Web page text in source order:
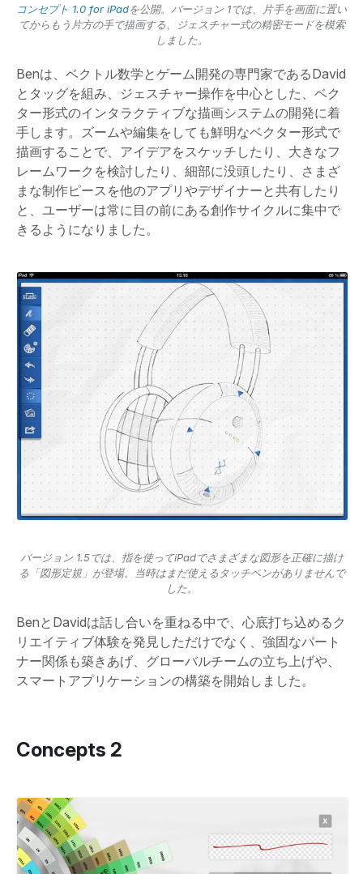
コンセプト 1.0 for iPadを公開。バージョン 1では、片手を画面に置い
てからもう片方の手で描画する、ジェスチャー式の精密モードを模索
しました。
Benは、ベクトル数学とゲーム開発の専門家であるDavid
とタッグを組み、ジェスチャー操作を中心とした、ベク
ター形式のインタラクティブな描画システムの開発に着
手します。ズームや編集をしても鮮明なベクター形式で
描画することで、アイデアをスケッチしたり、大きなフ
レームワークを検討したり、細部に没頭したり、さまざ
まな制作ピースを他のアプリやデザイナーと共有したり
と、ユーザーは常に目の前にある創作サイクルに集中で
きるようになりました。
バージョン 1.5では、指を使ってiPadでさまざまな図形を正確に描け
る「図形定規」が登場。当時はまだ使えるタッチペンがありませんで
した。
BenとDavidは話し合いを重ねる中で、心底打ち込めるク
リエイティブ体験を発見しただけでなく、強固なパート
ナー関係も築きあげ、グローバルチームの立ち上げや、
スマートアプリケーションの構築を開始しました。
Concepts 2